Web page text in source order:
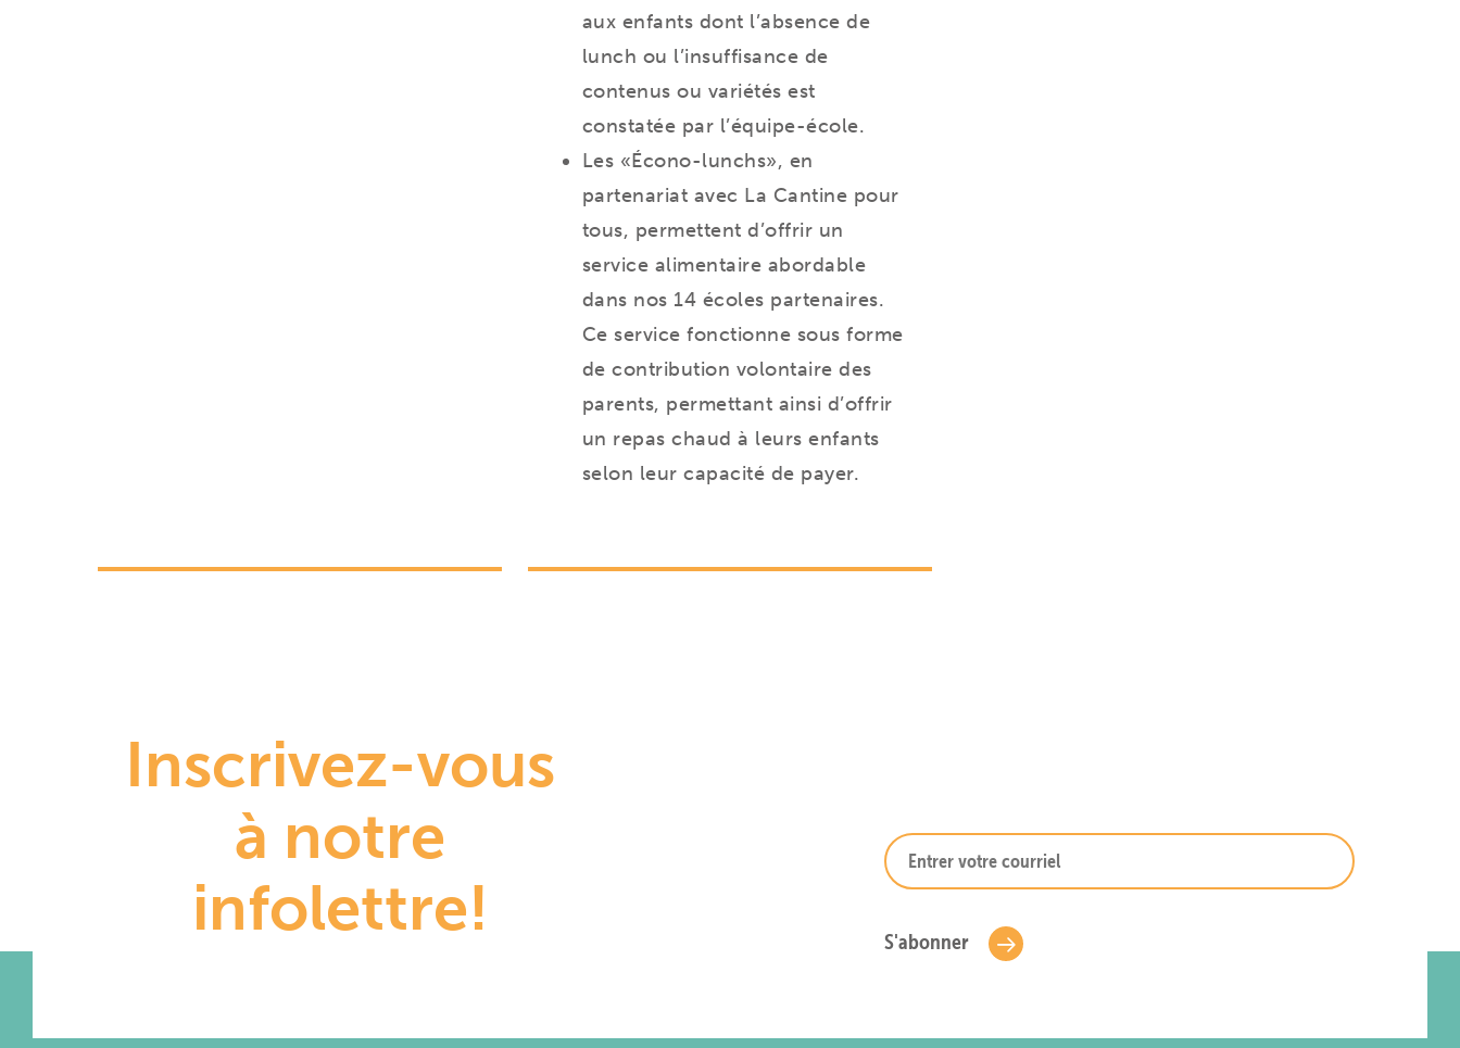
aux enfants dont l’absence de
lunch ou l’insuffisance de
contenus ou variétés est
constatée par l’équipe-école.
Les «Écono-lunchs», en
partenariat avec La Cantine pour
tous, permettent d’offrir un
service alimentaire abordable
dans nos 14 écoles partenaires.
Ce service fonctionne sous forme
de contribution volontaire des
parents, permettant ainsi d’offrir
un repas chaud à leurs enfants
selon leur capacité de payer.
Inscrivez-vous
à notre
infolettre!
S'abonner